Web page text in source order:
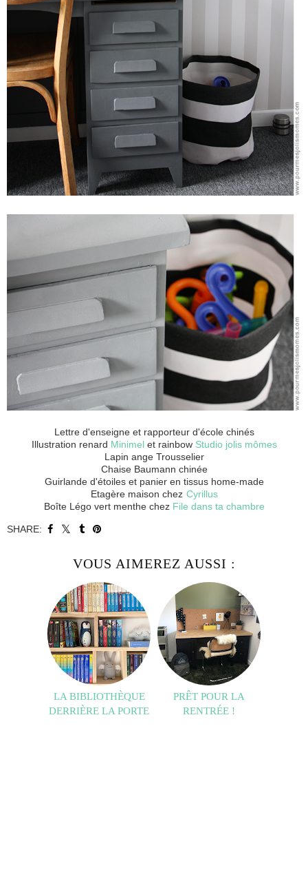
Lettre d'enseigne et rapporteur d'école chinés
Illustration renard Minimelet rainbow Studio jolis mômes
Lapin ange Trousselier
Chaise Baumann chinée
Guirlande d'étoiles et panier en tissus home-made
Etagère maison chez Cyrillus
Boîte Légo vert menthe chez File dans ta chambre
SHARE:
VOUS AIMEREZ AUSSI :
LA BIBLIOTHÈQUE
DERRIÈRE LA PORTE
PRÊT POUR LA
RENTRÉE !